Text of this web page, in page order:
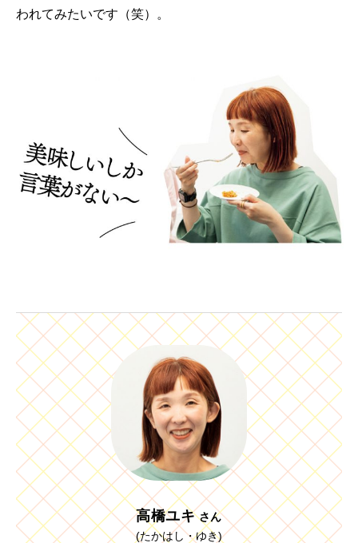
われてみたいです（笑）。
高橋ユキ さん
(たかはし・ゆき)